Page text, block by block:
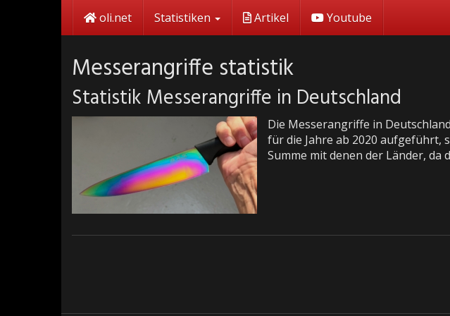
oli.net Statistiken Artikel Youtube
Messerangriffe statistik
Statistik Messerangriffe in Deutschland
Die Messerangriffe in
für die Jahre ab 2020 aufgeführt,
Summe mit denen der Länder, da